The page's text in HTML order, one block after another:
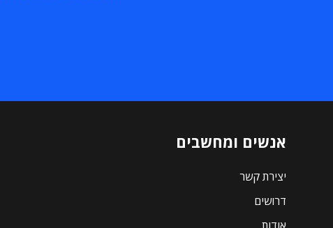
אנשים ומחשבים
יצירת קשר
דרושים